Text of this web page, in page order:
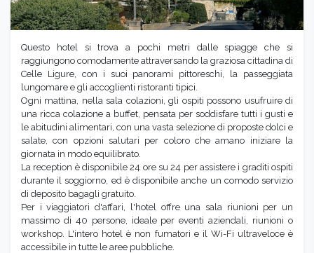
Questo hotel si trova a pochi metri dalle spiagge che si
raggiungono comodamente attraversando la graziosa cittadina di
Celle Ligure, con i suoi panorami pittoreschi, la passeggiata
lungomare e gli accoglienti ristoranti tipici.
Ogni mattina, nella sala colazioni, gli ospiti possono usufruire di
una ricca colazione a buffet, pensata per soddisfare tutti i gusti e
le abitudini alimentari, con una vasta selezione di proposte dolci e
salate, con opzioni salutari per coloro che amano iniziare la
giornata in modo equilibrato.
La reception è disponibile 24 ore su 24 per assistere i graditi ospiti
durante il soggiorno, ed è disponibile anche un comodo servizio
di deposito bagagli gratuito.
Per i viaggiatori d'affari, l'hotel offre una sala riunioni per un
massimo di 40 persone, ideale per eventi aziendali, riunioni o
workshop. L'intero hotel è non fumatori e il Wi-Fi ultraveloce è
accessibile in tutte le aree pubbliche.